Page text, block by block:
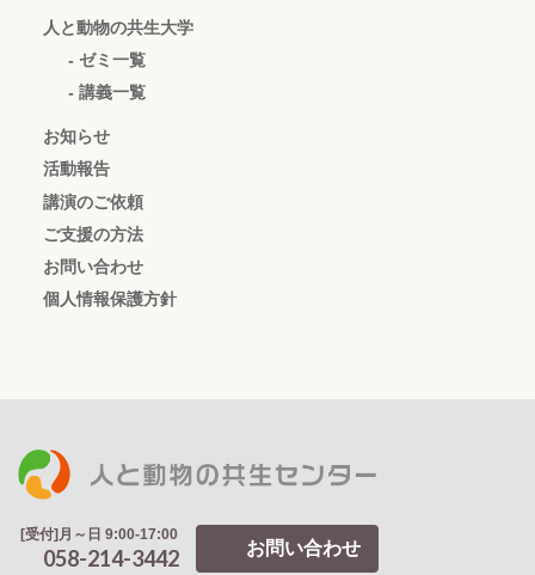
人と動物の共生大学
- ゼミ一覧
- 講義一覧
お知らせ
活動報告
講演のご依頼
ご支援の方法
お問い合わせ
個人情報保護方針
[受付]月～日 9:00-17:00
058-214-3442 お問い合わせ